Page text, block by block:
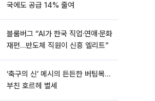
국에도 공급 14% 줄여
블룸버그 “AI가 한국 직업·연애·문화
재편…반도체 직원이 신흥 엘리트”
‘축구의 신’ 메시의 든든한 버팀목…
부친 호르헤 별세